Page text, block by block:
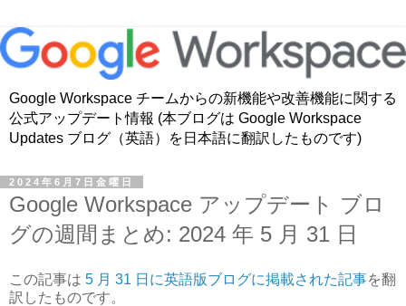
Google Workspace チームからの新機能や改善機能に関する
公式アップデート情報 (本ブログは Google Workspace
Updates ブログ（英語）を日本語に翻訳したものです)
2024年6月7日金曜日
Google Workspace アップデート ブロ
グの週間まとめ: 2024 年 5 月 31 日
この記事は 5 月 31 日に英語版ブログに掲載された記事を翻
訳したものです。